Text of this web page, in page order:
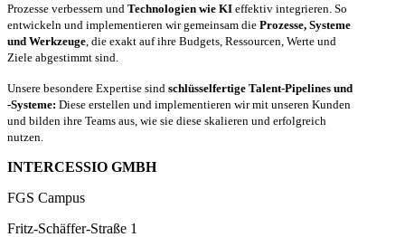
Prozesse verbessern und Technologien wie KI effektiv integrieren. So
entwickeln und implementieren wir gemeinsam die Prozesse, Systeme
und Werkzeuge , die exakt auf ihre Budgets, Ressourcen, Werte und
Ziele abgestimmt sind.
Unsere besondere Expertise sind schlüsselfertige Talent-Pipelines und
-Systeme: Diese erstellen und implementieren wir mit unseren Kunden
und bilden ihre Teams aus, wie sie diese skalieren und erfolgreich
nutzen.
INTERCESSIO GMBH
FGS Campus
Fritz-Schäffer-Straße 1